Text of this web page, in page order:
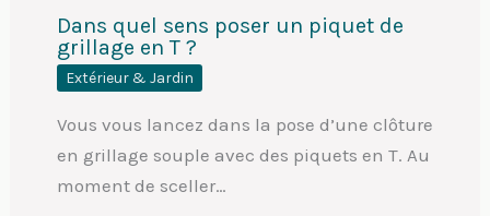
Dans quel sens poser un piquet de
grillage en T ?
Extérieur & Jardin
Vous vous lancez dans la pose d’une clôture
en grillage souple avec des piquets en T. Au
moment de sceller…